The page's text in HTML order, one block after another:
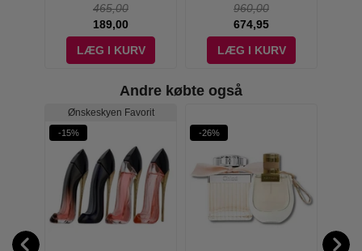
Gucci Bamboo
465,00
189,00
LÆG I KURV
960,00
674,95
LÆG I KURV
Andre købte også
Ønskeskyen Favorit
-15% -26%